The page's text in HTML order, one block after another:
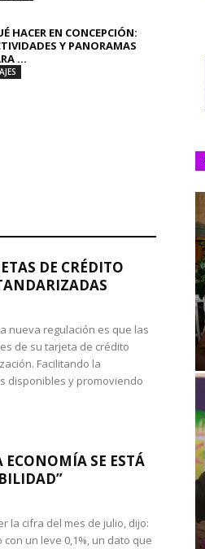
HACER EN CONCEPCIÓN:
Y PANORAMAS
...
DE CRÉDITO
nueva regulación es que las
de su tarjeta de crédito
Facilitando la
disponibles y promoviendo
SE ESTÁ
la cifra del mes de julio, dijo:
un leve 0,1%, un dato que